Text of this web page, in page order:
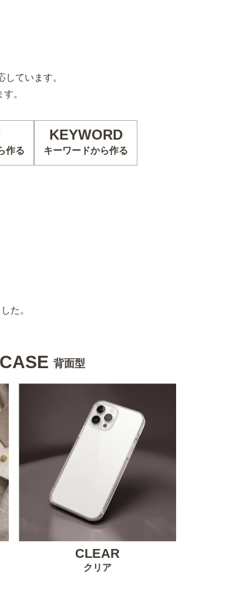
ています。
。
作る
KEYWORD
キーワードから作る
た。
背面型
CLEAR
クリア